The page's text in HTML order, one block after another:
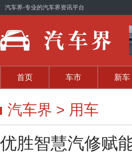
汽车界-专业的汽车界资讯平台
首页 车市 新车
汽车界 > 用车
优胜智慧汽修赋